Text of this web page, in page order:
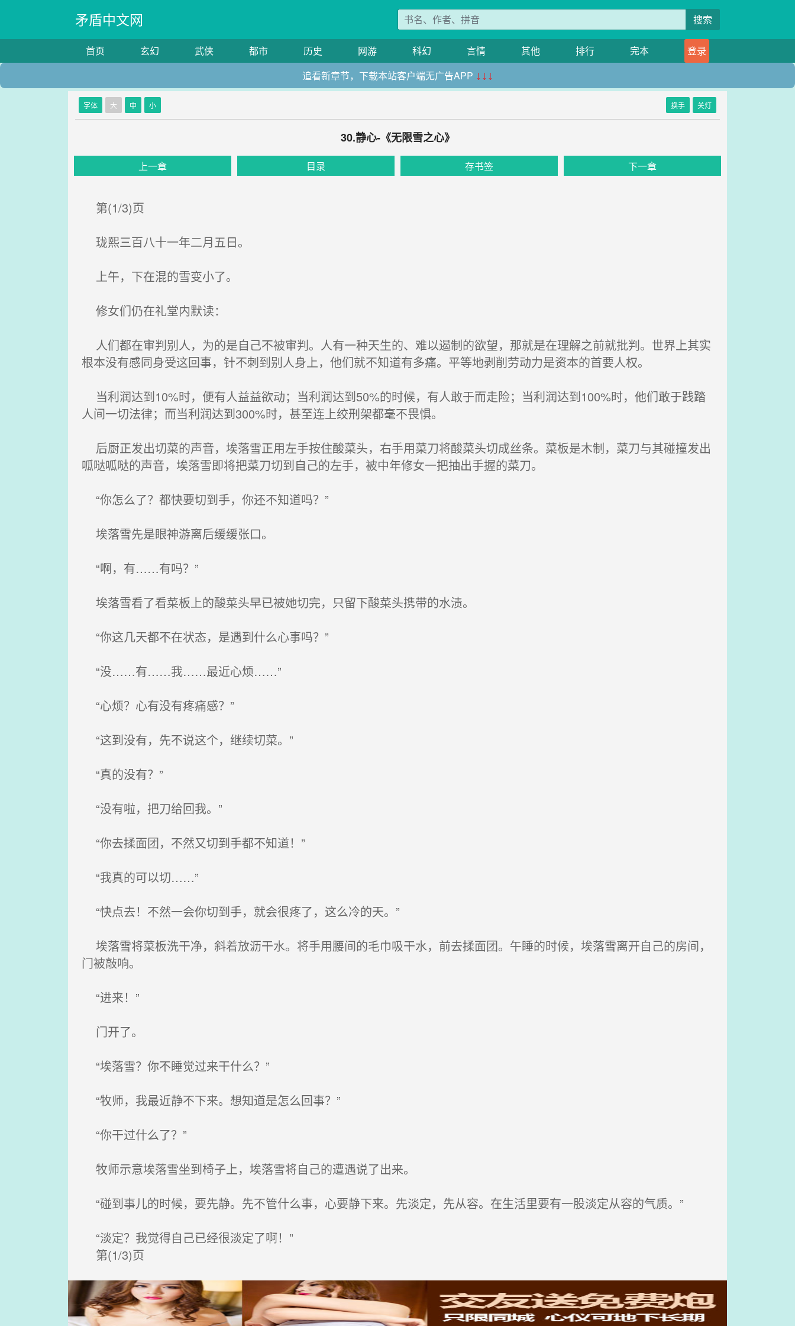
矛盾中文网 搜索
首页 玄幻 武侠 都市 历史 网游 科幻 言情 其他 排行 完本
登录
追看新章节，下载本站客户端无广告APP ↓↓↓
字体 大 中 小 换手 关灯
30.静心-《无限雪之心》
上一章 目录 存书签 下一章
第(1/3)页
珑熙三百八十一年二月五日。
上午，下在混的雪变小了。
修女们仍在礼堂内默读：
人们都在审判别人，为的是自己不被审判。人有一种天生的、难以遏制的欲望，那就是在理解之前就批判。世界上其实
根本没有感同身受这回事，针不刺到别人身上，他们就不知道有多痛。平等地剥削劳动力是资本的首要人权。
当利润达到10%时，便有人益益欲动；当利润达到50%的时候，有人敢于而走险；当利润达到100%时，他们敢于践踏
人间一切法律；而当利润达到300%时，甚至连上绞刑架都毫不畏惧。
后厨正发出切菜的声音，埃落雪正用左手按住酸菜头，右手用菜刀将酸菜头切成丝条。菜板是木制，菜刀与其碰撞发出
呱哒呱哒的声音，埃落雪即将把菜刀切到自己的左手，被中年修女一把抽出手握的菜刀。
“你怎么了？都快要切到手，你还不知道吗？”
埃落雪先是眼神游离后缓缓张口。
“啊，有……有吗？”
埃落雪看了看菜板上的酸菜头早已被她切完，只留下酸菜头携带的水渍。
“你这几天都不在状态，是遇到什么心事吗？”
“没……有……我……最近心烦……”
“心烦？心有没有疼痛感？”
“这到没有，先不说这个，继续切菜。”
“真的没有？”
“没有啦，把刀给回我。”
“你去揉面团，不然又切到手都不知道！”
“我真的可以切……”
“快点去！不然一会你切到手，就会很疼了，这么冷的天。”
埃落雪将菜板洗干净，斜着放沥干水。将手用腰间的毛巾吸干水，前去揉面团。午睡的时候，埃落雪离开自己的房间，
门被敲响。
“进来！”
门开了。
“埃落雪？你不睡觉过来干什么？”
“牧师，我最近静不下来。想知道是怎么回事？”
“你干过什么了？”
牧师示意埃落雪坐到椅子上，埃落雪将自己的遭遇说了出来。
“碰到事儿的时候，要先静。先不管什么事，心要静下来。先淡定，先从容。在生活里要有一股淡定从容的气质。”
“淡定？我觉得自己已经很淡定了啊！”
第(1/3)页